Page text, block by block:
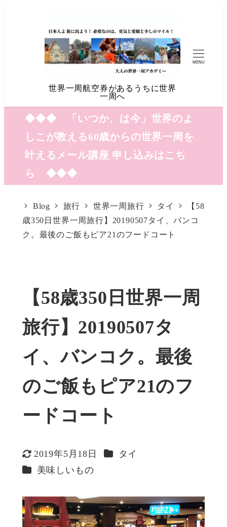
世界一周航空券があるうちに世界
一周へ
MENU
◆◆◆ 「いつか、は今」世界のよ
しこが教える60歳からの世界一周を
叶えるメール講座 申し込みはこち
ら ◆◆◆
Blog 旅行 世界一周旅行 タイ
【58
歳350日世界一周旅行】20190507タイ、バンコ
ク。最後のご飯もピア21のフードコート
【58歳350日世界一周
旅行】20190507タ
イ、バンコク。最後
のご飯もピア21のフ
ードコート
更新日
2019年5月18日 カテゴリー
タイ
カテゴリー
美味しいもの